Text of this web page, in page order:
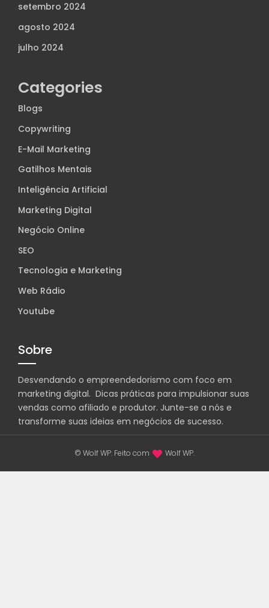
setembro 2024
agosto 2024
julho 2024
Categories
Blogs
Copywriting
E-Mail Marketing
Gatilhos Mentais
Inteligência Artificial
Marketing Digital
Negócio Online
SEO
Tecnologia e Marketing
Web Rádio
Youtube
Sobre
Desvendando o empreendedorismo com foco em
marketing digital. Dicas práticas para impulsionar suas
vendas como afiliado e produtor. Junte-se a nós e
transforme suas ideias em negócios de sucesso.
© Wolf WP. Feito com Wolf WP.